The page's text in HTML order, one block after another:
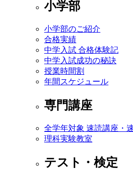
小学部
小学部のご紹介
合格実績
中学入試 合格体験記
中学入試成功の秘訣
授業時間割
年間スケジュール
専門講座
全学年対象 速読講座・
理科実験教室
テスト・検定